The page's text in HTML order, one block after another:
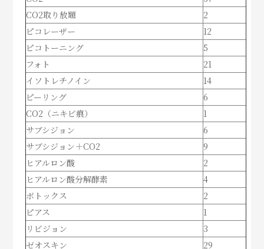
CO2取り放題
2
ピコレーザー
12
ピコトーニング
5
フォト
21
イソトレチノイン
14
ピーリング
6
CO2（ニキビ痕）
1
サブシジョン
6
サブシジョン＋CO2
9
ヒアルロン酸
2
ヒアルロン酸分解酵素
4
ボトックス
2
ピアス
1
リビジョン
3
ゼオスキン
29